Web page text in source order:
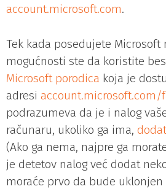
account.microsoft.com.
Tek kada posedujete Microsoft
mogućnosti ste da koristite
Microsoft porodica koja je
adresi account.microsoft.com/
podrazumeva da je i nalog
računaru, ukoliko ga ima,
(Ako ga nema, najpre ga
je detetov nalog već dodat
moraće prvo da bude uklonjen